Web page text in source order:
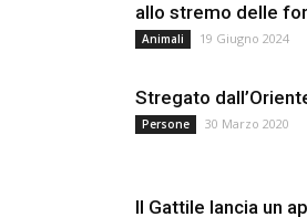
allo stremo delle
Animali 19 Giugno 2024
Stregato
Persone 30 Marzo 2020
Il Gattile lancia un